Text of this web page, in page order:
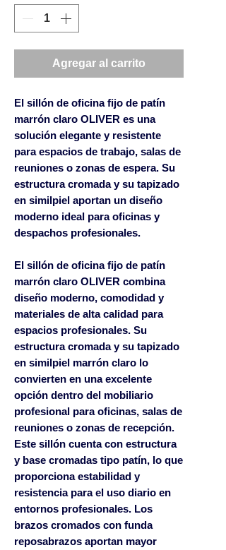
Agregar al carrito
El sillón de oficina fijo de patín
marrón claro OLIVER es una
solución elegante y resistente
para espacios de trabajo, salas de
reuniones o zonas de espera. Su
estructura cromada y su tapizado
en similpiel aportan un diseño
moderno ideal para oficinas y
despachos profesionales.
El sillón de oficina fijo de patín
marrón claro OLIVER combina
diseño moderno, comodidad y
materiales de alta calidad para
espacios profesionales. Su
estructura cromada y su tapizado
en similpiel marrón claro lo
convierten en una excelente
opción dentro del mobiliario
profesional para oficinas, salas de
reuniones o zonas de recepción.
Este sillón cuenta con estructura
y base cromadas tipo patín, lo que
proporciona estabilidad y
resistencia para el uso diario en
entornos profesionales. Los
brazos cromados con funda
reposabrazos aportan mayor